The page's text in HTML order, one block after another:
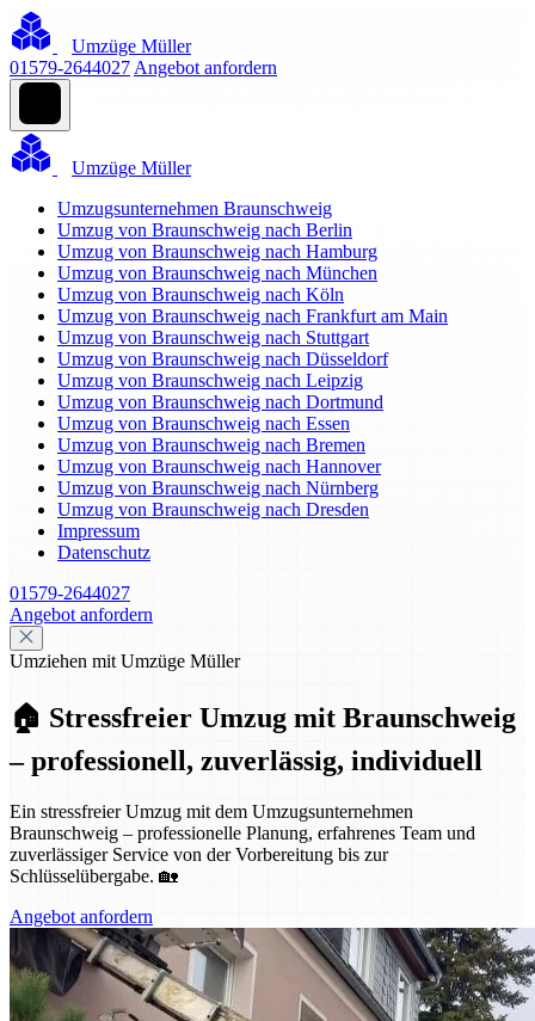
Umzüge Müller
01579-2644027 Angebot anfordern
Umzüge Müller
Umzugsunternehmen Braunschweig
Umzug von Braunschweig nach Berlin
Umzug von Braunschweig nach Hamburg
Umzug von Braunschweig nach München
Umzug von Braunschweig nach Köln
Umzug von Braunschweig nach Frankfurt am Main
Umzug von Braunschweig nach Stuttgart
Umzug von Braunschweig nach Düsseldorf
Umzug von Braunschweig nach Leipzig
Umzug von Braunschweig nach Dortmund
Umzug von Braunschweig nach Essen
Umzug von Braunschweig nach Bremen
Umzug von Braunschweig nach Hannover
Umzug von Braunschweig nach Nürnberg
Umzug von Braunschweig nach Dresden
Impressum
Datenschutz
01579-2644027
Angebot anfordern
Umziehen mit Umzüge Müller
🏠 Stressfreier Umzug mit Braunschweig
– professionell, zuverlässig, individuell
Ein stressfreier Umzug mit dem Umzugsunternehmen
Braunschweig – professionelle Planung, erfahrenes Team und
zuverlässiger Service von der Vorbereitung bis zur
Schlüsselübergabe. 🏡
Angebot anfordern